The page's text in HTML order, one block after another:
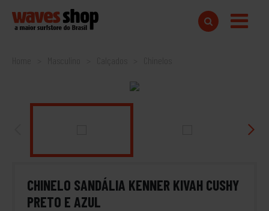
Home
CHINELO SANDÁLIA KENNER KIVAH CUSHY
PRETO E AZUL